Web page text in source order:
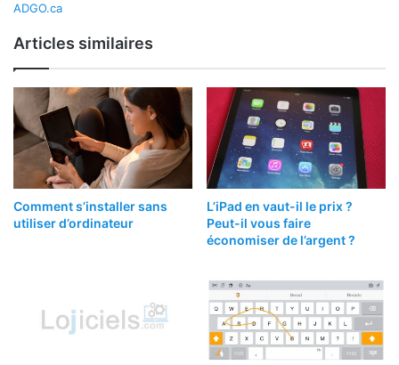
ADGO.ca
Articles similaires
Comment s’installer sans
utiliser d’ordinateur
L’iPad en vaut-il le prix ?
Peut-il vous faire
économiser de l’argent ?